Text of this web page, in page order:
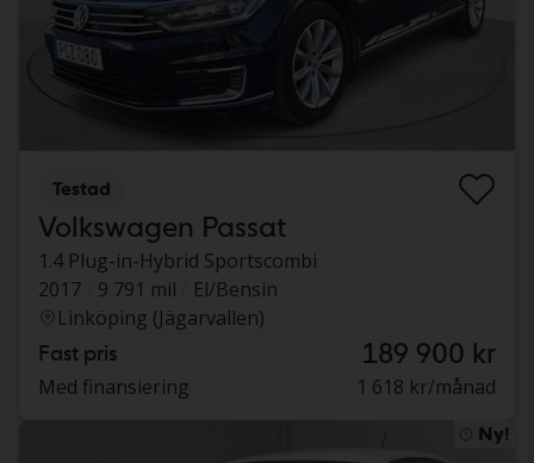
Testad
Volkswagen Passat
1.4 Plug-in-Hybrid Sportscombi
2017
9 791 mil
El/Bensin
Linköping (Jägarvallen)
Fast pris 189 900 kr
Med finansiering 1 618 kr/månad
Ny!